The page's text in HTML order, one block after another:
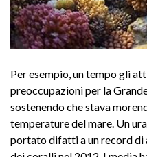
Per esempio, un tempo gli
preoccupazioni per la
sostenendo che stava
temperature del mare. Un
portato difatti a un record di